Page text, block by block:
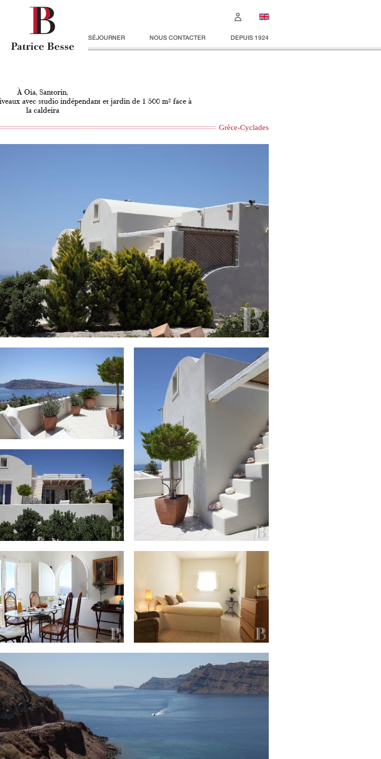
SÉJOURNER NOUS CONTACTER DEPUIS 1924
À Oia, Santorin,
avec studio indépendant et jardin de 1 500 m² face à
la caldeira
Grèce-Cyclades